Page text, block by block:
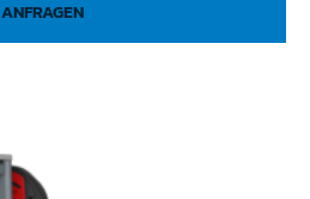
ANFRAGEN